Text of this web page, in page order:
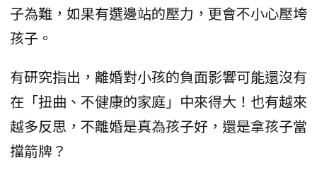
子為難，如果有選邊站的壓力，更會不小心壓垮
孩子。
有研究指出，離婚對小孩的負面影響可能還沒有
在「扭曲、不健康的家庭」中來得大！也有越來
越多反思，不離婚是真為孩子好，還是拿孩子當
擋箭牌？